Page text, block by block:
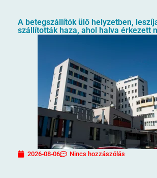
A betegszállítók ülő helyzetben,
szállították haza, ahol halva érkezett
2026-08-06 Nincs hozzászólás